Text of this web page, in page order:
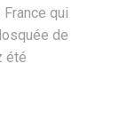
qui
de
été